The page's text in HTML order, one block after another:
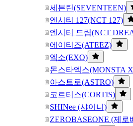
세븐틴(SEVENTEEN)
엔시티 127(NCT 127)
엔시티 드림(NCT
에이티즈(ATEEZ)
엑소(EXO)
몬스타엑스(MONSTA
아스트로(ASTRO)
코르티스(CORTIS)
SHINee (샤이니)
ZEROBASEONE (제로